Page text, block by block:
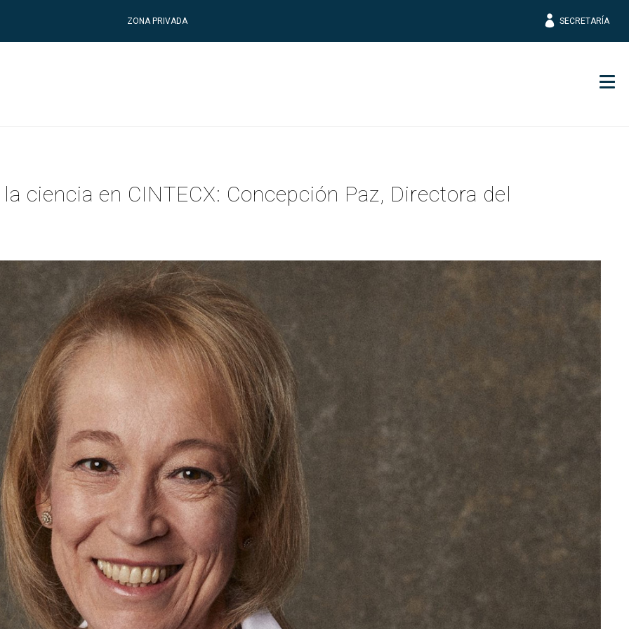
ZONA PRIVADA SECRETARÍA
ciencia en CINTECX: Concepción Paz, Directora del